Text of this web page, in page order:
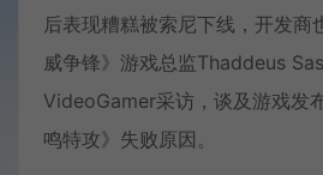
后表现糟糕被索尼下线，开发商
威争锋》游戏总监Thaddeus
VideoGamer采访，谈及游戏发
鸣特攻》失败原因。